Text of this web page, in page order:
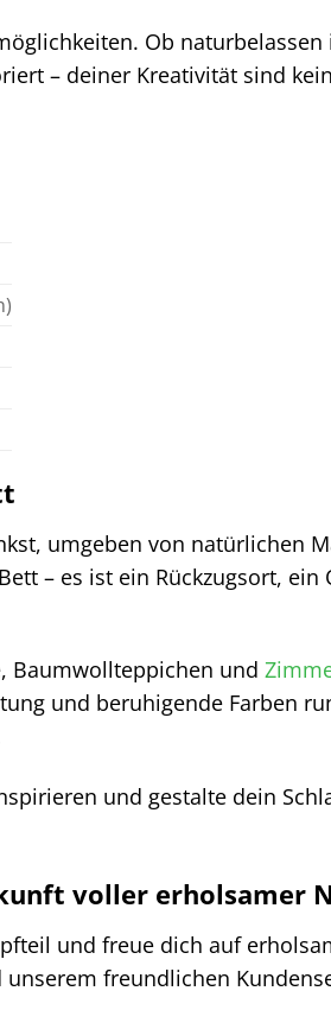
Ob
– deiner Kreativität sind
umgeben von natürlichen
– es ist ein Rückzugsort, ein
Baumwollteppichen und
und beruhigende Farben
und gestalte dein
voller erholsamer
und freue dich auf
freundlichen